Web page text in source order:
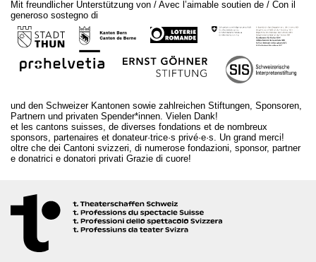
Mit freundlicher Unterstützung von / Avec l’aimable soutien de / Con il
generoso sostegno di
und den Schweizer Kantonen sowie zahlreichen Stiftungen, Sponsoren,
Partnern und privaten Spender*innen. Vielen Dank!
et les cantons suisses, de diverses fondations et de nombreux
sponsors, partenaires et donateur·trice·s privé·e·s. Un grand merci!
oltre che dei Cantoni svizzeri, di numerose fondazioni, sponsor, partner
e donatrici e donatori privati Grazie di cuore!